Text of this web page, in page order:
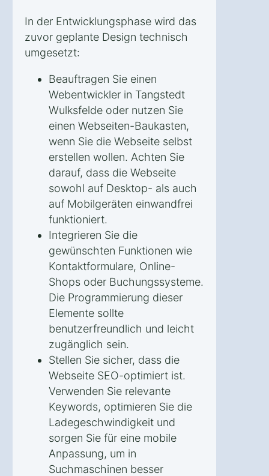
In der Entwicklungsphase wird das
zuvor geplante Design technisch
umgesetzt:
Beauftragen Sie einen
Webentwickler in Tangstedt
Wulksfelde oder nutzen Sie
einen Webseiten-Baukasten,
wenn Sie die Webseite selbst
erstellen wollen. Achten Sie
darauf, dass die Webseite
sowohl auf Desktop- als auch
auf Mobilgeräten einwandfrei
funktioniert.
Integrieren Sie die
gewünschten Funktionen wie
Kontaktformulare, Online-
Shops oder Buchungssysteme.
Die Programmierung dieser
Elemente sollte
benutzerfreundlich und leicht
zugänglich sein.
Stellen Sie sicher, dass die
Webseite SEO-optimiert ist.
Verwenden Sie relevante
Keywords, optimieren Sie die
Ladegeschwindigkeit und
sorgen Sie für eine mobile
Anpassung, um in
Suchmaschinen besser